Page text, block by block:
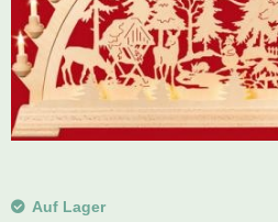
Pyramiden
Auf Lager